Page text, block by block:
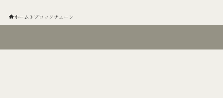
ホーム ブロックチェーン